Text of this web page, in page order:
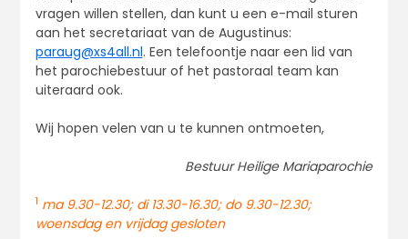
vragen willen stellen, dan kunt u een e-mail sturen
aan het secretariaat van de Augustinus:
paraug@xs4all.nl. Een telefoontje naar een lid van
het parochiebestuur of het pastoraal team kan
uiteraard ook.
Wij hopen velen van u te kunnen ontmoeten,
Bestuur Heilige Mariaparochie
1 ma 9.30-12.30; di 13.30-16.30; do 9.30-12.30;
woensdag en vrijdag gesloten